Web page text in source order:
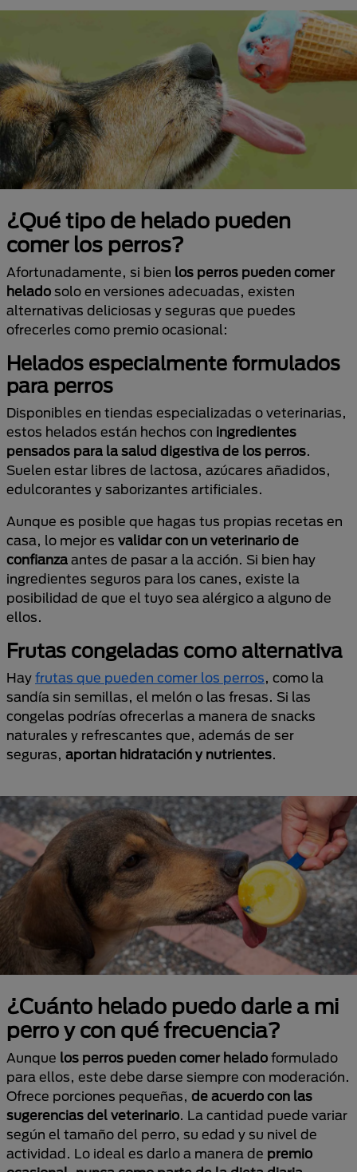
¿Qué tipo de helado pueden
comer los perros?
Afortunadamente, si bien los perros pueden comer
helado solo en versiones adecuadas, existen
alternativas deliciosas y seguras que puedes
ofrecerles como premio ocasional:
Helados especialmente formulados
para perros
Disponibles en tiendas especializadas o veterinarias,
estos helados están hechos con ingredientes
pensados para la salud digestiva de los perros.
Suelen estar libres de lactosa, azúcares añadidos,
edulcorantes y saborizantes artificiales.
Aunque es posible que hagas tus propias recetas en
casa, lo mejor es validar con un veterinario de
confianza antes de pasar a la acción. Si bien hay
ingredientes seguros para los canes, existe la
posibilidad de que el tuyo sea alérgico a alguno de
ellos.
Frutas congeladas como alternativa
Hay frutas que pueden comer los perros, como la
sandía sin semillas, el melón o las fresas. Si las
congelas podrías ofrecerlas a manera de snacks
naturales y refrescantes que, además de ser
seguras, aportan hidratación y nutrientes.
¿Cuánto helado puedo darle a mi
perro y con qué frecuencia?
Aunque los perros pueden comer helado formulado
para ellos, este debe darse siempre con moderación.
Ofrece porciones pequeñas, de acuerdo con las
sugerencias del veterinario. La cantidad puede variar
según el tamaño del perro, su edad y su nivel de
actividad. Lo ideal es darlo a manera de premio